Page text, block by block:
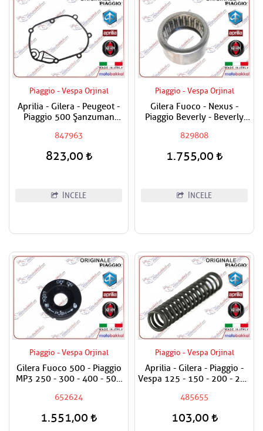
Piaggio - Vespa Orjinal
Aprilia - Gilera - Peugeot -
Piaggio 500 Şanzuman
847963
823,00
İNCELE
Piaggio - Vespa Orjinal
Gilera Fuoco - Nexus -
Piaggio Beverly - Beverly
ie - X Evo - MP3 400
Masura ( 25 x 33 x 18 )
829808
1.755,00
İNCELE
Piaggio - Vespa Orjinal
Gilera Fuoco 500 - Piaggio
MP3 250 - 300 - 400 - 500
652624
1.551,00
Piaggio - Vespa Orjinal
Aprilia - Gilera - Piaggio -
Vespa 125 - 150 - 200 - 250
Basınç Sübap Yayı
485655
103,00